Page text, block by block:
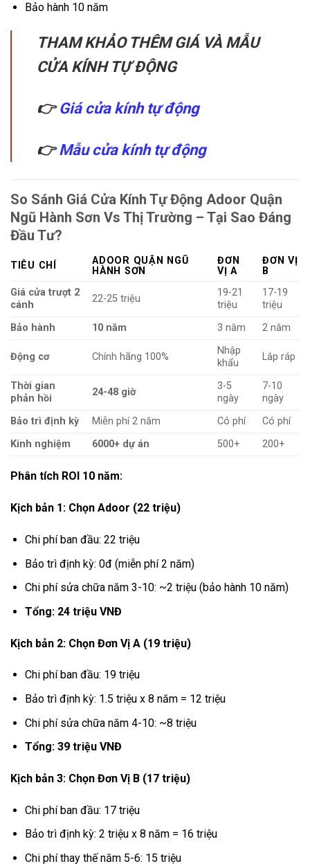
Bảo hành 10 năm
THAM KHẢO THÊM GIÁ VÀ MẪU
CỬA KÍNH TỰ ĐỘNG
👉Giá cửa kính tự động
👉Mẫu cửa kính tự động
So Sánh Giá Cửa Kính Tự Động Adoor Quận
Ngũ Hành Sơn Vs Thị Trường – Tại Sao Đáng
Đầu Tư?
TIÊU CHÍ
ADOOR QUẬN NGŨ
HÀNH SƠN
ĐƠN
VỊ A
ĐƠN VỊ
B
Giá cửa trượt 2
cánh
22-25 triệu
19-21
triệu
17-19
triệu
Bảo hành
10 năm 3 năm 2 năm
Động cơ Chính hãng 100%
Nhập
khẩu
Lắp ráp
Thời gian
phản hồi
24-48 giờ
3-5
ngày
7-10
ngày
Bảo trì định kỳ
Miễn phí 2 năm Có phí
Có phí
Kinh nghiệm
6000+ dự án 500+ 200+
Phân tích ROI 10 năm:
Kịch bản 1: Chọn Adoor (22 triệu)
Chi phí ban đầu: 22 triệu
Bảo trì định kỳ: 0đ (miễn phí 2 năm)
Chi phí sửa chữa năm 3-10: ~2 triệu (bảo hành 10 năm)
Tổng: 24 triệu VNĐ
Kịch bản 2: Chọn Đơn Vị A (19 triệu)
Chi phí ban đầu: 19 triệu
Bảo trì định kỳ: 1.5 triệu x 8 năm = 12 triệu
Chi phí sửa chữa năm 4-10: ~8 triệu
Tổng: 39 triệu VNĐ
Kịch bản 3: Chọn Đơn Vị B (17 triệu)
Chi phí ban đầu: 17 triệu
Bảo trì định kỳ: 2 triệu x 8 năm = 16 triệu
Chi phí thay thế năm 5-6: 15 triệu